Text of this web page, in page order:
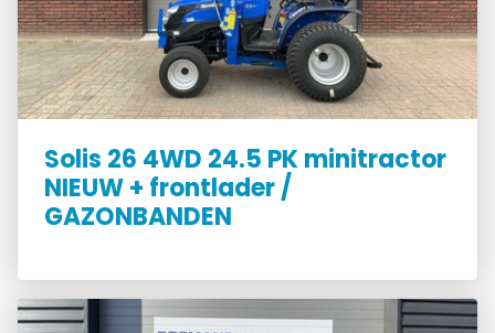
Solis 26 4WD 24.5 PK minitractor
NIEUW + frontlader /
GAZONBANDEN